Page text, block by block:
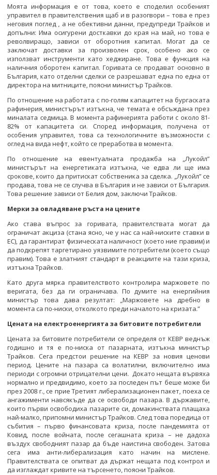
Моята информация е от това, което е споделил особеният
управител в правителствения щаб и в разогвори – това е през
неговия поглед , а не обективни данни, предупреди Трайков и
допълни: Има осигурени досткавки до края на май, но това е
револвиращо, зависи от оборотния капитал. Могат да се
заключат доставки за произволен срок, особено ако се
използват инструменти като хеджиране. Това е функция на
наличния оборотен капитал. Горивата се продават основно в
България, като отделни сделки се разрешават една по една от
директора на митниците, поясни министър Трайков.
По отношение на работата с по-голям капацитет на бургаската
рафинерия, министърът изтъкна, че темата е обсъждана през
миналата седмица. В момента рафинерията работи с около 81-
82% от капацитета си. Според информация, получена от
особения управител, това са технологичните възможности с
оглед на вида нефт, който се преработва в момента.
По отношение на евентуалната продажба на „Лукойл”
министърът на енергетиката изтъкна, че едва ли ще има
срокове, които да притискат собственика за сделка. „Лукойл” се
продава, това не се случва в България и не зависи от България.
Това решение зависи от Белия дом, заключи Трайков.
Мерки за овладяване ръста на цените
Ако става въпрос за горивата, правителствата могат да
ограничат акциза (стана ясно, че у нас са най-ниските ставки в
ЕС), да гарантират физическата наличност (което ние правим) и
да подкрепят таргетирано уязвимите потребители (което също
правим). Това е златният стандарт в реакциите на тази криза,
изтъкна Трайков.
Като друга мярка правителството контролира маржовете по
веригата, без да ги ограничава. По думите на енергийния
министър това дава резултат: „Маржовете на дребно в
момента са по-ниски, отколкото преди началото на кризата.”
Цената на електроенергията за битовите потребители
Цената за битовите потребители се определя от КЕВР веднъж
годишно и тя е по-ниска от пазарната, изтъкна министър
Трайков. Сега предстои решение на КЕВР за новия ценови
период. Цените на пазара са волатилни, включително има
периоди с огромни отрицателни цени. Докато нещата вървяха
нормално и предвидимо, което за последен път беше може би
през 2008 г., се прие Третият либерализационен пакет, поеха се
ангажименти навсякъде да се освободи пазара. В държавите,
които първи освободиха пазарите си, домакинствата плащаха
най-малко, припомни министър Трайков. След това поредица от
събития – първо финансовата криза, после пандемията от
Ковид, после войната, после сегашната криза – не дадоха
въздух свободният пазар да бъде наистина свободен. Затова
сега има анти-либерализация като начин на мислене.
Правителствата се опитват да държат нещата под контрол и
да изглаждат кривите на търсенето, поясни Трайков.